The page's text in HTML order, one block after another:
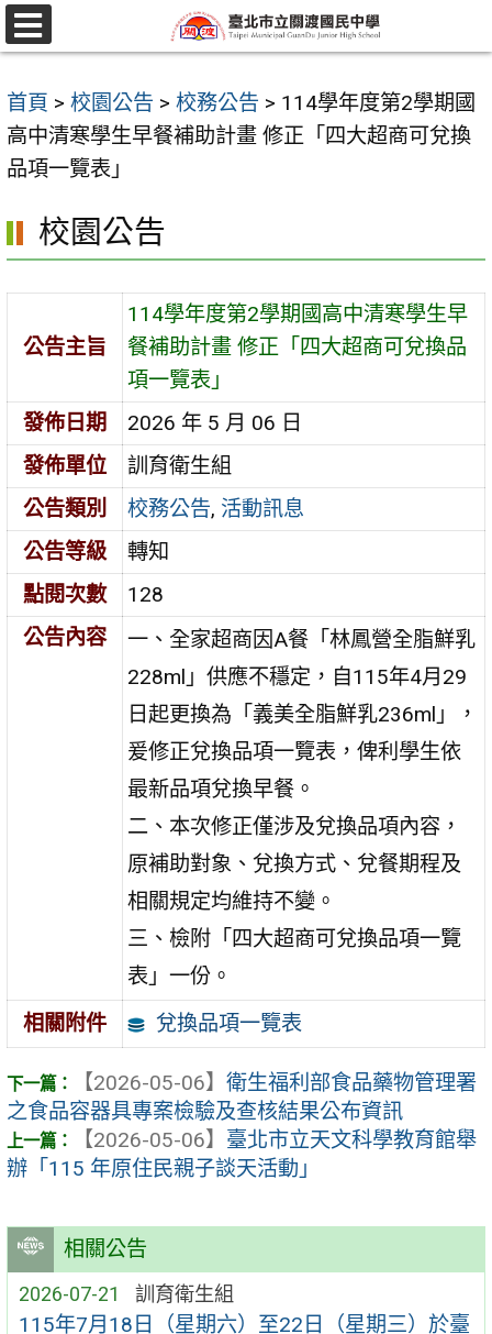
跳
至
要
內
容
選
單
首頁 > 校園公告 > 校務公告 > 114學年度第2學期國
高中清寒學生早餐補助計畫 修正「四大超商可兌換
品項一覽表」
相關公告
2026-07-21 訓育衛生組
115年7月18日（星期六）至22日（星期三）於臺
校園公告
公告主旨
114學年度第2學期國高中清寒學生早
餐補助計畫 修正「四大超商可兌換品
項一覽表」
發佈日期
2026 年 5 月 06 日
發佈單位
訓育衛生組
公告類別
校務公告, 活動訊息
公告等級
轉知
點閱次數
128
公告內容
一、全家超商因A餐「林鳳營全脂鮮乳
228ml」供應不穩定，自115年4月29
日起更換為「義美全脂鮮乳236ml」，
爰修正兌換品項一覽表，俾利學生依
最新品項兌換早餐。
二、本次修正僅涉及兌換品項內容，
原補助對象、兌換方式、兌餐期程及
相關規定均維持不變。
三、檢附「四大超商可兌換品項一覽
表」一份。
相關附件
兌換品項一覽表
【2026-05-06】 衛生福利部食品藥物管理署
之食品容器具專案檢驗及查核結果公布資訊
【2026-05-06】 臺北市立天文科學教育館舉
辦「115 年原住民親子談天活動」